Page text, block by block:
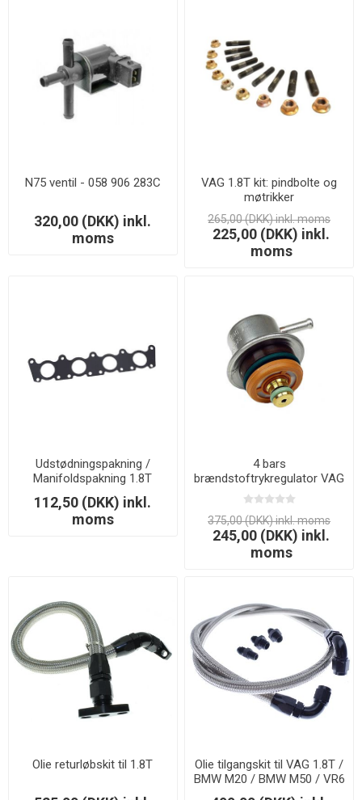
N75 ventil - 058 906 283C
320,00 (DKK) inkl.
moms
VAG 1.8T kit: pindbolte og
møtrikker
265,00 (DKK) inkl. moms
225,00 (DKK) inkl.
moms
Udstødningspakning /
Manifoldspakning 1.8T
112,50 (DKK) inkl.
moms
4 bars
brændstoftrykregulator VAG
375,00 (DKK) inkl. moms
245,00 (DKK) inkl.
moms
Olie returløbskit til 1.8T
Olie tilgangskit til VAG 1.8T /
BMW M20 / BMW M50 / VR6